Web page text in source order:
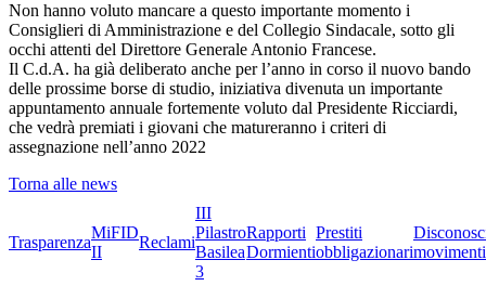
Non hanno voluto mancare a questo importante momento i
Consiglieri di Amministrazione e del Collegio Sindacale, sotto gli
occhi attenti del Direttore Generale Antonio Francese.
Il C.d.A. ha già deliberato anche per l’anno in corso il nuovo bando
delle prossime borse di studio, iniziativa divenuta un importante
appuntamento annuale fortemente voluto dal Presidente Ricciardi,
che vedrà premiati i giovani che matureranno i criteri di
assegnazione nell’anno 2022
Torna alle news
Trasparenza
MiFID
II
Reclami
III
Pilastro
Basilea
3
Rapporti
Dormienti
Prestiti
obbligazionarimovimenti